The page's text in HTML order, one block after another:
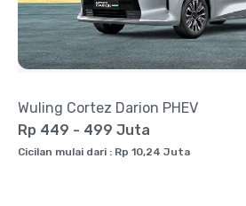
Wuling Cortez Darion PHEV
Rp 449 - 499 Juta
Cicilan mulai dari : Rp 10,24 Juta